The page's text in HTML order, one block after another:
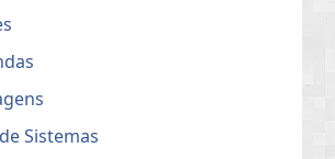
Sistemas